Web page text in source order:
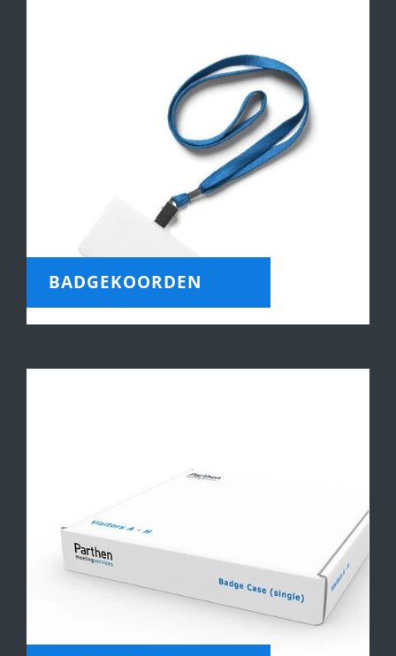
BADGEKOORDEN